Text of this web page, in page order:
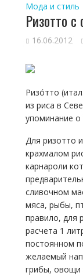
Мода и стиль
Ризотто
16.06.2012
Ризо́тто
из риса в
упоминание о
Для ризотто
крахмалом
карнароли
сливочном
мяса, рыбы,
правило, для
расчета 1
постоянном
желаемый
грибы, овощи